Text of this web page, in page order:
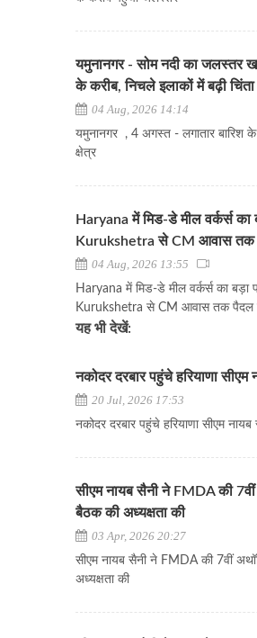
यमुनानगर - सोम नदी का जलस्तर
के करीब, निचले इलाकों में बढ़ी चिंता
04 Aug, 2026 14:14
यमुनानगर , 4 अगस्त - लगातार बारिश के
क्षेत्र
Haryana में मिड-डे मील वर्कर्स का
Kurukshetra से CM आवास तक
04 Aug, 2026 13:55
Haryana में मिड-डे मील वर्कर्स का बड़ा
Kurukshetra से CM आवास तक पैदल
यह भी देखें:
नकोदर दरबार पहुंचे हरियाणा सीएम
20 Jul, 2026 17:53
नकोदर दरबार पहुंचे हरियाणा सीएम नायब
सीएम नायब सैनी ने FMDA की 7वीं
बैठक की अध्यक्षता की
03 Apr, 2026 20:27
सीएम नायब सैनी ने FMDA की 7वीं
अध्यक्षता की